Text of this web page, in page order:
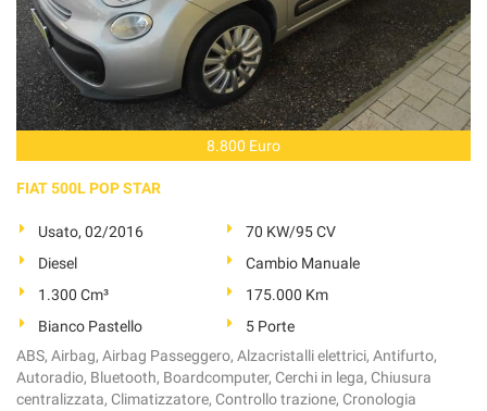
8.800 Euro
FIAT 500L POP STAR
Usato, 02/2016
70 KW/95 CV
Diesel
Cambio Manuale
1.300 Cm³
175.000 Km
Bianco Pastello
5 Porte
ABS, Airbag, Airbag Passeggero, Alzacristalli elettrici, Antifurto,
Autoradio, Bluetooth, Boardcomputer, Cerchi in lega, Chiusura
centralizzata, Climatizzatore, Controllo trazione, Cronologia